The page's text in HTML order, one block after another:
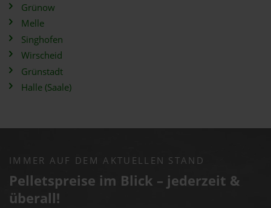
Grünow
Melle
Singhofen
Wirscheid
Grünstadt
Halle (Saale)
IMMER AUF DEM AKTUELLEN STAND
Pelletspreise im Blick – jederzeit &
überall!